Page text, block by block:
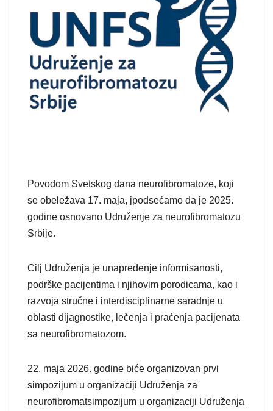
Povodom Svetskog dana neurofibromatoze, koji
se obeležava 17. maja, jpodsećamo da je 2025.
godine osnovano Udruženje za neurofibromatozu
Srbije.
Cilj Udruženja je unapređenje informisanosti,
podrške pacijentima i njihovim porodicama, kao i
razvoja stručne i interdisciplinarne saradnje u
oblasti dijagnostike, lečenja i praćenja pacijenata
sa neurofibromatozom.
22. maja 2026. godine biće organizovan prvi
simpozijum u organizaciji Udruženja za
neurofibromatsimpozijum u organizaciji Udruženja